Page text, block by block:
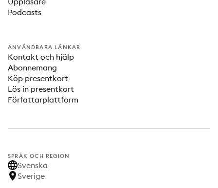
Podcasts
ANVÄNDBARA LÄNKAR
Kontakt och hjälp
Abonnemang
Köp presentkort
Lös in presentkort
Författarplattform
SPRÅK OCH REGION
Svenska
Sverige